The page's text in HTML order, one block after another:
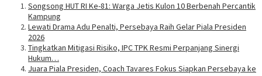
Songsong HUT RI Ke-81: Warga Jetis Kulon 10 Berbenah Percantik
Kampung
Lewati Drama Adu Penalti, Persebaya Raih Gelar Piala Presiden
2026
Tingkatkan Mitigasi Risiko, IPC TPK Resmi Perpanjang Sinergi
Hukum…
Juara Piala Presiden, Coach Tavares Fokus Siapkan Persebaya ke